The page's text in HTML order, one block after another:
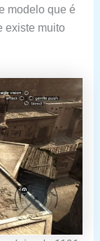
modelo que é
existe muito